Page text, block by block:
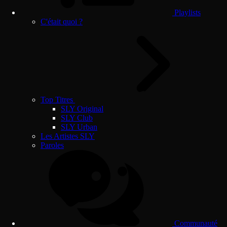
Playlists
C'était quoi ?
Top Titres
SLY Original
SLY Club
SLY Urban
Les Artistes SLY
Paroles
Communauté